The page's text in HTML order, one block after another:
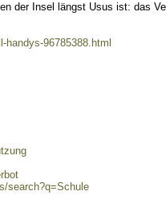
der Insel längst Usus ist: das
96785388.html
search?q=Schule